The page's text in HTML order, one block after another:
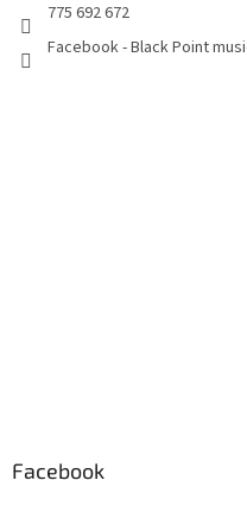
775 692 672
Facebook - Black Point
Facebook